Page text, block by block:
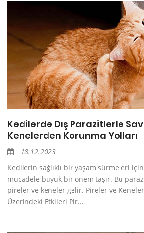
Kedilerde Dış Parazitlerle
Kenelerden Korunma Yolları
18.12.2023
Kedilerin sağlıklı bir yaşam sürmeleri
mücadele büyük bir önem taşır. Bu
pireler ve keneler gelir. Pireler ve
Üzerindeki Etkileri Pir...